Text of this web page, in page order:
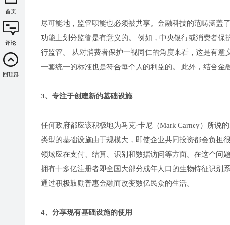
尽可能地，监管职能也必须被共享。金融科技的范畴涵盖
功能上划分监管是有意义的。 例如，中央银行或消费者
行监管。 从对消费者保护一视同仁的角度来看，这是有
一套统一的标准也是符合每个人的利益的。 此外，结合金
3、专注于创建新的基础设施
任何政府都应该积极地为马克·卡尼（Mark Carney）所说
类型的基础设施由于规模大，即使企业共同投资都会负担
领域应在支付、结算、识别和数据访问等方面。在这个
拥有十多亿注册者即全国大部分成年人口的生物特征识别
通过积极鼓励普惠金融而改变数亿民众的生活。
4、分享现有基础设施的使用
首页
评论
回顶部